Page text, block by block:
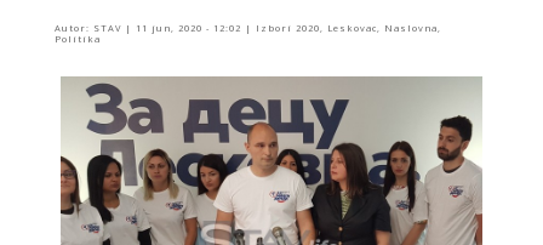
Autor: STAV| 11 jun, 2020 - 12:02 | Izbori 2020 Leskovac Naslovna
Politika